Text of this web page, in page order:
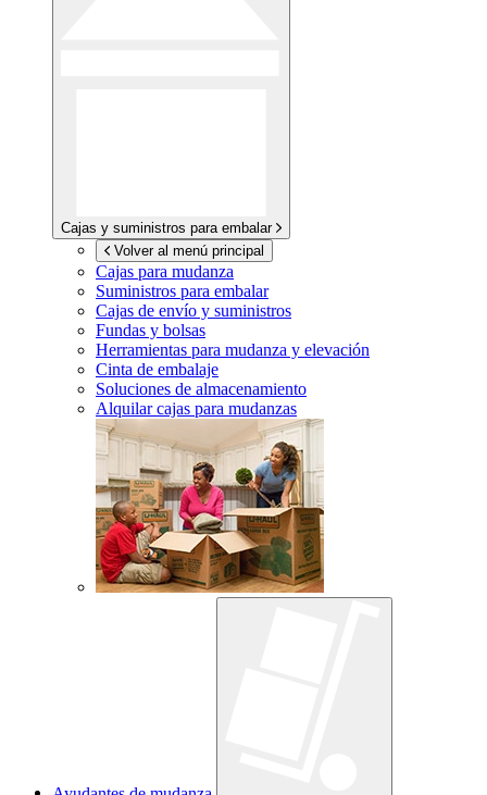
Cajas y suministros para embalar
Volver al menú principal
Cajas para mudanza
Suministros para embalar
Cajas de envío y suministros
Fundas y bolsas
Herramientas para mudanza y elevación
Cinta de embalaje
Soluciones de almacenamiento
Alquilar cajas para mudanzas